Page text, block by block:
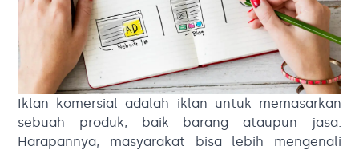
Iklan komersial adalah iklan untuk memasarkan
sebuah produk, baik barang ataupun jasa.
Harapannya, masyarakat bisa lebih mengenali